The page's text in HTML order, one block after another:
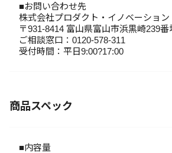
■お問い合わせ先
株式会社プロダクト・イノベーション
〒931-8414 富山県富山市浜黒崎239番
ご相談窓口：0120-578-311
受付時間：平日9:00?17:00
商品スペック
■内容量